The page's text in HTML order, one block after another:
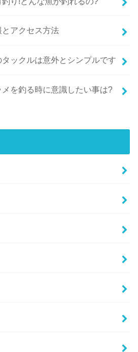
アクセス方法
ックルは意外とシンプルです
を釣る時に意識したい事は?